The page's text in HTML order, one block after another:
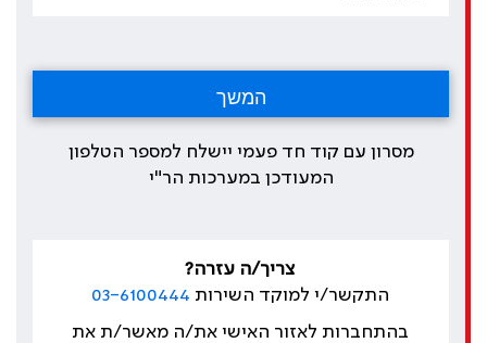
מסרון עם קוד חד פעמי יישלח למספר הטלפון
המעודכן במערכות הר"י
צריך/ה עזרה?
התקשר/י למוקד השירות 03-6100444
בהתחברות לאזור האישי את/ה מאשר/ת את